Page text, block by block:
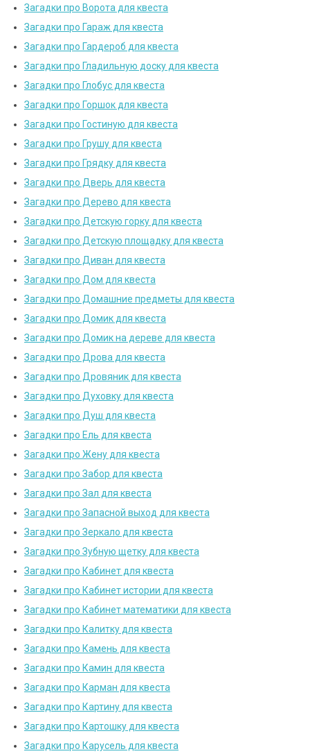
Загадки про Ворота для квеста
Загадки про Гараж для квеста
Загадки про Гардероб для квеста
Загадки про Гладильную доску для квеста
Загадки про Глобус для квеста
Загадки про Горшок для квеста
Загадки про Гостиную для квеста
Загадки про Грушу для квеста
Загадки про Грядку для квеста
Загадки про Дверь для квеста
Загадки про Дерево для квеста
Загадки про Детскую горку для квеста
Загадки про Детскую площадку для квеста
Загадки про Диван для квеста
Загадки про Дом для квеста
Загадки про Домашние предметы для квеста
Загадки про Домик для квеста
Загадки про Домик на дереве для квеста
Загадки про Дрова для квеста
Загадки про Дровяник для квеста
Загадки про Духовку для квеста
Загадки про Душ для квеста
Загадки про Ель для квеста
Загадки про Жену для квеста
Загадки про Забор для квеста
Загадки про Зал для квеста
Загадки про Запасной выход для квеста
Загадки про Зеркало для квеста
Загадки про Зубную щетку для квеста
Загадки про Кабинет для квеста
Загадки про Кабинет истории для квеста
Загадки про Кабинет математики для квеста
Загадки про Калитку для квеста
Загадки про Камень для квеста
Загадки про Камин для квеста
Загадки про Карман для квеста
Загадки про Картину для квеста
Загадки про Картошку для квеста
Загадки про Карусель для квеста